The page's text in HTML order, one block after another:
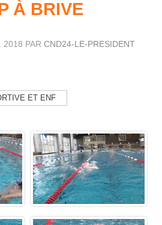
À BRIVE
2018 PAR CND24-LE-PRESIDENT
ET ENF